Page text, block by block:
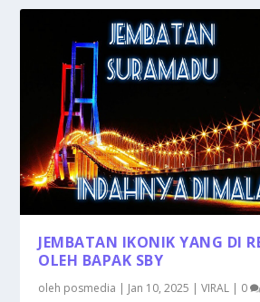
JEMBATAN IKONIK YANG DI
OLEH BAPAK SBY
oleh posmedia | Jan 10, 2025 |VIRAL | 0